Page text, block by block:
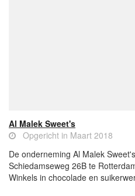
Al Malek Sweet's
Opgericht in Maart 2018
De onderneming Al Malek
Schiedamseweg 26B te
Winkels in chocolade en